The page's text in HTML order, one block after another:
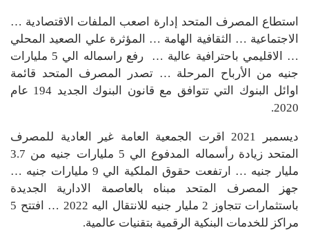
استطاع المصرف المتحد إدارة اصعب الملفات الاقتصادية …
الاجتماعية … الثقافية الهامة … المؤثرة علي الصعيد المحلي
… الاقليمي باحترافية عالية … رفع راسماله الي 5 مليارات
جنيه من الأرباح المرحلة … تصدر المصرف المتحد قائمة
اوائل البنوك التي تتوافق مع قانون البنوك الجديد 194 عام
2020.
ديسمبر 2021 اقرت الجمعية العامة غير العادية للمصرف
المتحد زيادة رأسماله المدفوع الي 5 مليارات جنيه من 3.7
مليار جنيه … ارتفعت حقوق الملكية الي 9 مليارات جنيه …
جهز المصرف المتحد مبناه بالعاصمة الادارية الجديدة
باستثمارات تتجاوز 2 مليار جنيه للانتقال اليه 2022 … افتتح 5
مراكز للخدمات البنكية الرقمية بتقنيات عالمية.